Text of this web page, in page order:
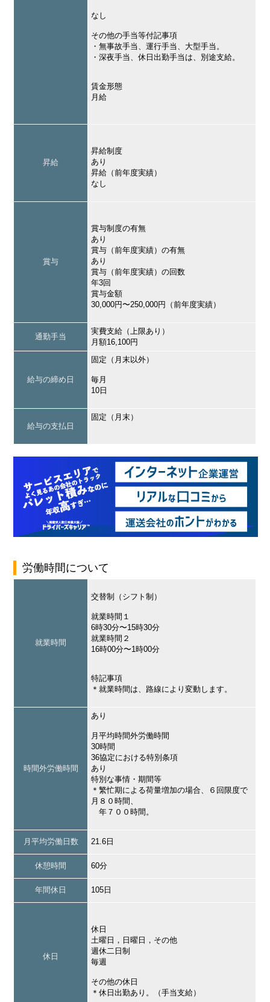
なし
その他の手当等付記事項
・無事故手当、運行手当、大型手当。
・深夜手当、休日出勤手当は、別途支給。
賃金形態
月給
昇給
昇給制度
あり
昇給（前年度実績）
なし
賞与
賞与制度の有無
あり
賞与（前年度実績）の有無
あり
賞与（前年度実績）の回数
年3回
賞与金額
30,000円〜250,000円（前年度実績）
通勤手当
実費支給（上限あり）
月額16,100円
給与の締め日
固定（月末以外）
毎月
10日
給与の支払日
固定（月末）
労働時間について
就業時間
交替制（シフト制）
就業時間１
6時30分〜15時30分
就業時間２
16時00分〜1時00分
特記事項
＊就業時間は、路線により変動します。
時間外労働時間
あり
月平均時間外労働時間
30時間
36協定における特別条項
あり
特別な事情・期間等
＊繁忙期による荷量増加の場合、６回限度で
月８０時間、
年７００時間。
月平均労働日数 21.6日
休憩時間 60分
年間休日 105日
休日
休日
土曜日，日曜日，その他
週休二日制
毎週
その他の休日
＊休日出勤あり。（手当支給）